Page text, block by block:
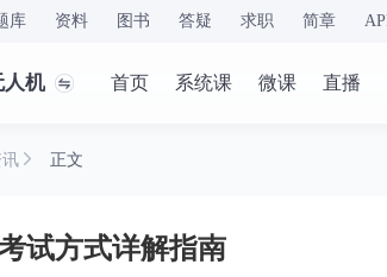
库 资料 图书 答疑 求职 简章
人机 首页 系统课 微课 直播
正文
试方式详解指南